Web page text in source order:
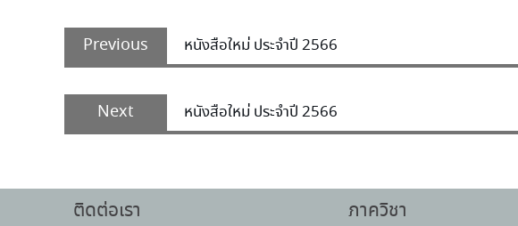
Previous หนังสือใหม่ ประจำปี 2566
Next หนังสือใหม่ ประจำปี 2566
ติดต่อเรา ภาควิชา